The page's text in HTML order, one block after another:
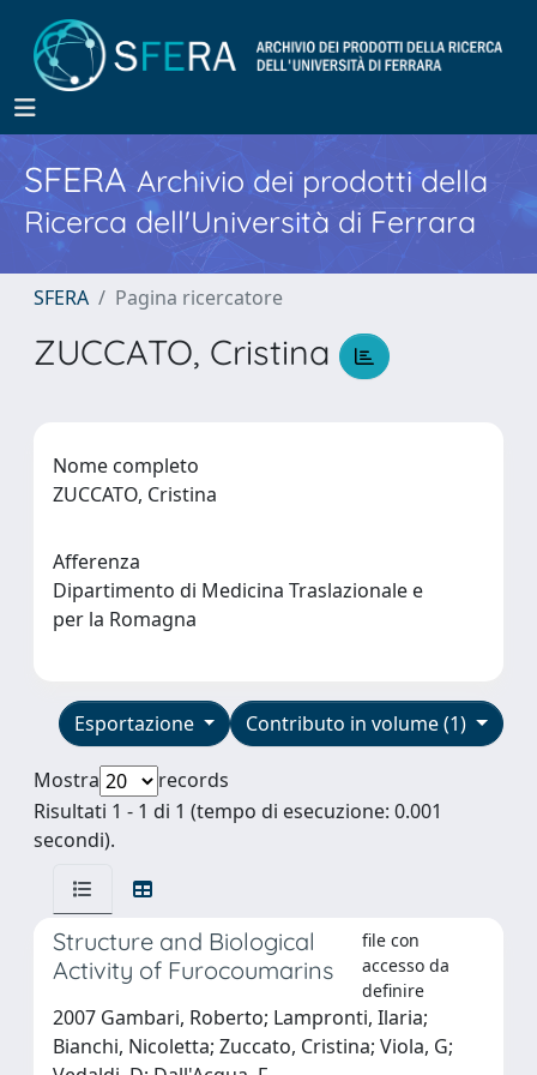
SFERA Archivio dei prodotti della
Ricerca dell'Università di Ferrara
SFERA Pagina ricercatore
ZUCCATO, Cristina
Nome completo
ZUCCATO, Cristina
Afferenza
Dipartimento di Medicina Traslazionale e
per la Romagna
Contributo in volume (1)
Esportazione
Mostra
records
Risultati 1 - 1 di 1 (tempo di esecuzione: 0.001
secondi).
Structure and Biological
Activity of Furocoumarins
file con
accesso da
definire
2007 Gambari, Roberto; Lampronti, Ilaria;
Bianchi, Nicoletta; Zuccato, Cristina; Viola, G;